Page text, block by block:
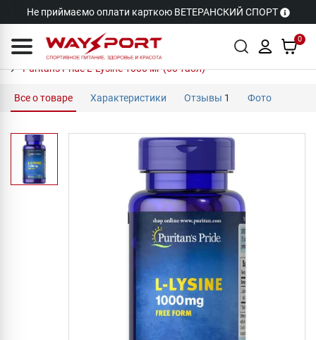
Не приймаємо оплати карткою ВЕТЕРАНСКИЙ СПОРТ
0
Puritan's Pride L-Lysine 1000 мг (60 табл)
Все о товаре Характеристики Отзывы 1 Фото